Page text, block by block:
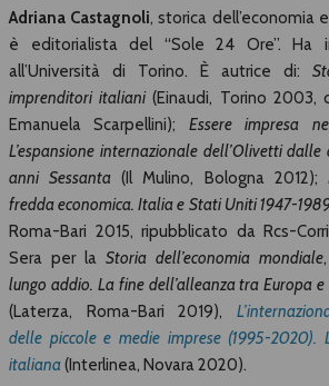
Adriana Castagnoli, storica dell’economia
è editorialista del “Sole 24 Ore”. Ha
all’Università di Torino. È autrice di:
imprenditori italiani(Einaudi, Torino 2003,
Emanuela Scarpellini); Essere impresa
L’espansione internazionale dell’Olivetti
anni Sessanta(Il Mulino, Bologna 2012);
fredda economica. Italia e Stati Uniti 1947-
Roma-Bari 2015, ripubblicato da Rcs-
Sera per la Storia dell’economia mondiale
lungo addio. La fine dell’alleanza tra Europa
(Laterza, Roma-Bari 2019),
delle piccole e medie imprese (1995-2020).
italiana(Interlinea, Novara 2020).